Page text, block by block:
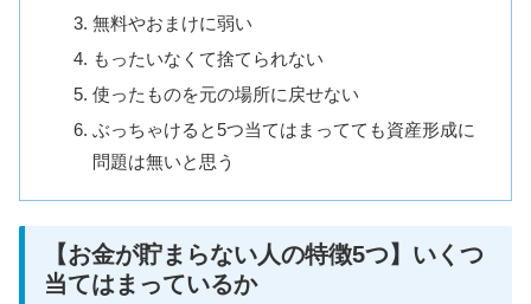
無料やおまけに弱い
もったいなくて捨てられない
使ったものを元の場所に戻せない
ぶっちゃけると5つ当てはまってても資産形成に
問題は無いと思う
【お金が貯まらない人の特徴5つ】いくつ
当てはまっているか